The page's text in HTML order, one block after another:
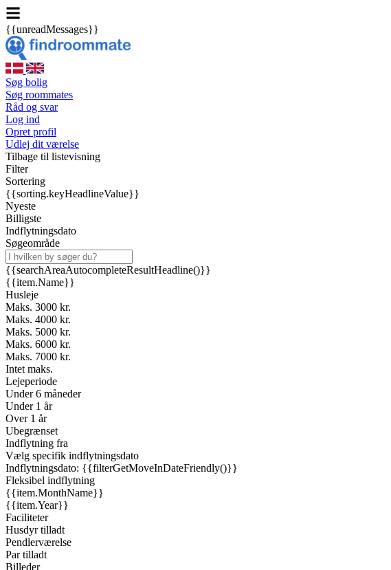
{{unreadMessages}}
Søg bolig
Søg roommates
Råd og svar
Log ind
Opret profil
Udlej dit værelse
Tilbage til listevisning
Filter
Sortering
{{sorting.keyHeadlineValue}}
Nyeste
Billigste
Indflytningsdato
Søgeområde
{{searchAreaAutocompleteResultHeadline()}}
{{item.Name}}
Husleje
Maks. 3000 kr.
Maks. 4000 kr.
Maks. 5000 kr.
Maks. 6000 kr.
Maks. 7000 kr.
Intet maks.
Lejeperiode
Under 6 måneder
Under 1 år
Over 1 år
Ubegrænset
Indflytning fra
Vælg specifik indflytningsdato
Indflytningsdato: {{filterGetMoveInDateFriendly()}}
Fleksibel indflytning
{{item.MonthName}}
{{item.Year}}
Faciliteter
Husdyr tilladt
Pendlerværelse
Par tilladt
Billeder